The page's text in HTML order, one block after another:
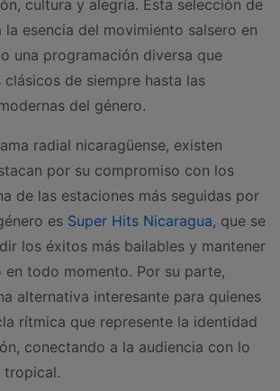
cultura y alegría. Esta selección de
la esencia del movimiento salsero en
una programación diversa que
de siempre hasta las
del género.
radial nicaragüense, existen
por su compromiso con los
de las estaciones más seguidas por
es Super Hits Nicaragua, que se
los éxitos más bailables y mantener
todo momento. Por su parte,
alternativa interesante para quienes
rítmica que represente la identidad
conectando a la audiencia con lo
tropical.